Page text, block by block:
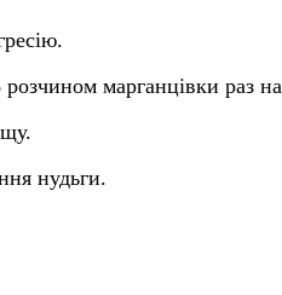
марганцівки раз на
нудьги.